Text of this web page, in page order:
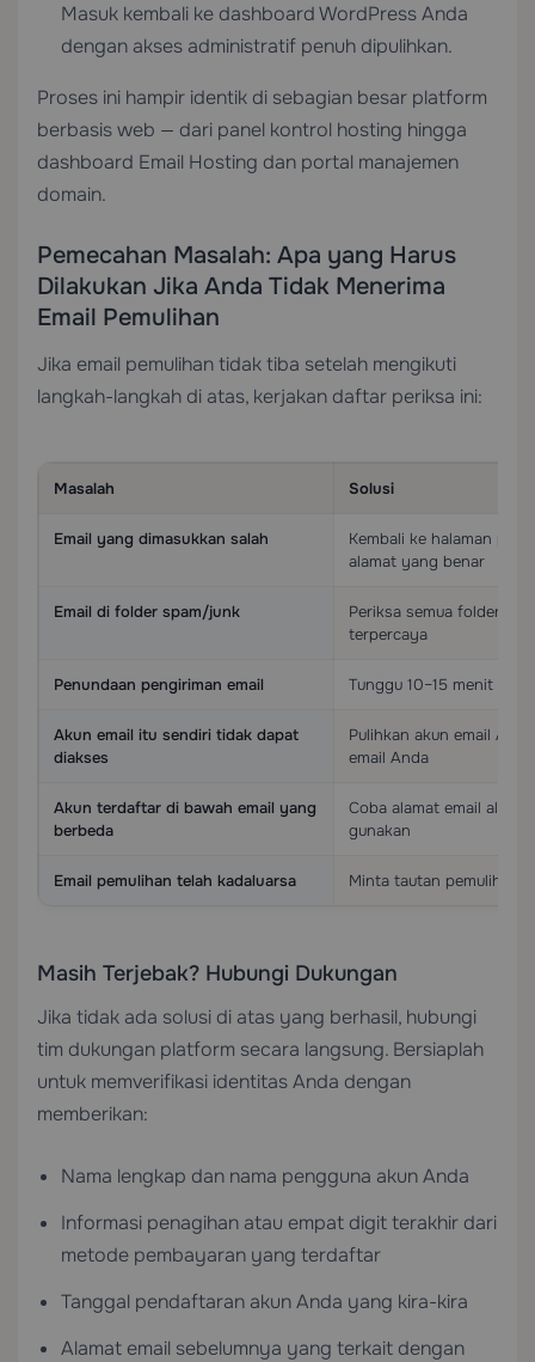
Masuk kembali ke dashboard WordPress Anda
dengan akses administratif penuh dipulihkan.
Proses ini hampir identik di sebagian besar platform
berbasis web — dari panel kontrol hosting hingga
dashboard Email Hosting dan portal manajemen
domain.
Pemecahan Masalah: Apa yang Harus
Dilakukan Jika Anda Tidak Menerima
Email Pemulihan
Jika email pemulihan tidak tiba setelah mengikuti
langkah-langkah di atas, kerjakan daftar periksa ini:
Masalah Solusi
Email yang dimasukkan salah
Kembali ke halaman
alamat yang benar
Email di folder spam/junk
Periksa semua folder
terpercaya
Penundaan pengiriman email Tunggu 10–15 menit dan
Akun email itu sendiri tidak dapat
diakses
Pulihkan akun email
email Anda
Akun terdaftar di bawah email yang
berbeda
Coba alamat email
gunakan
Email pemulihan telah kadaluarsa Minta tautan pemulihan
Masih Terjebak? Hubungi Dukungan
Jika tidak ada solusi di atas yang berhasil, hubungi
tim dukungan platform secara langsung. Bersiaplah
untuk memverifikasi identitas Anda dengan
memberikan:
Nama lengkap dan nama pengguna akun Anda
Informasi penagihan atau empat digit terakhir dari
metode pembayaran yang terdaftar
Tanggal pendaftaran akun Anda yang kira-kira
Alamat email sebelumnya yang terkait dengan